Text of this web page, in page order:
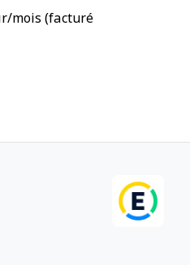
mois (facturé